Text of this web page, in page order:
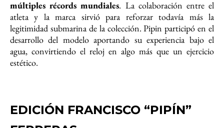
múltiples récords mundiales. La colaboración entre el
atleta y la marca sirvió para reforzar todavía más la
legitimidad submarina de la colección. Pipin participó en el
desarrollo del modelo aportando su experiencia bajo el
agua, convirtiendo el reloj en algo más que un ejercicio
estético.
EDICIÓN FRANCISCO “PIPÍN”